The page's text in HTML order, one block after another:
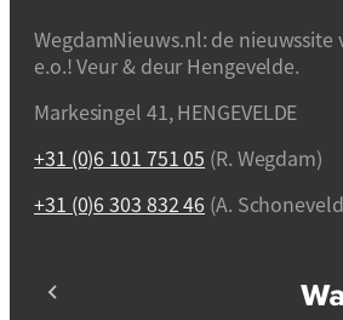
WegdamNieuws.nl: de nieuwssite
e.o.! Veur & deur Hengevelde.
Markesingel 41, HENGEVELDE
+31 (0)6 101 751 05 (R. Wegdam)
+31 (0)6 303 832 46 (A.